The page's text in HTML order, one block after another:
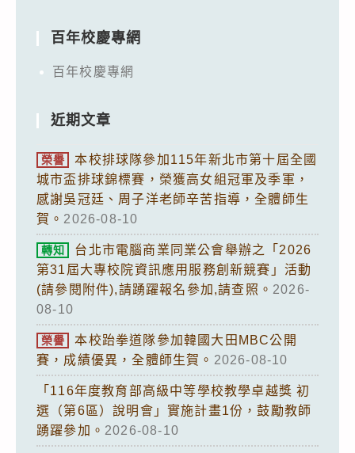
百年校慶專網
百年校慶專網
近期文章
榮譽
本校排球隊參加115年新北市第十屆全國
城市盃排球錦標賽，榮獲高女組冠軍及季軍，
感謝吳冠廷、周子洋老師辛苦指導，全體師生
賀。 2026-08-10
轉知
台北市電腦商業同業公會舉辦之「2026
第31屆大專校院資訊應用服務創新競賽」活動
(請參閱附件),請踴躍報名參加,請查照。 2026-
08-10
榮譽
本校跆拳道隊參加韓國大田MBC公開
賽，成績優異，全體師生賀。 2026-08-10
「116年度教育部高級中等學校教學卓越獎 初
選（第6區）說明會」實施計畫1份，鼓勵教師
踴躍參加。 2026-08-10